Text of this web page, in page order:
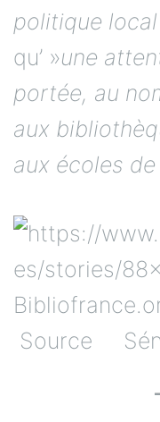
politique local
qu’ »une
portée, au
aux
aux écoles
Source